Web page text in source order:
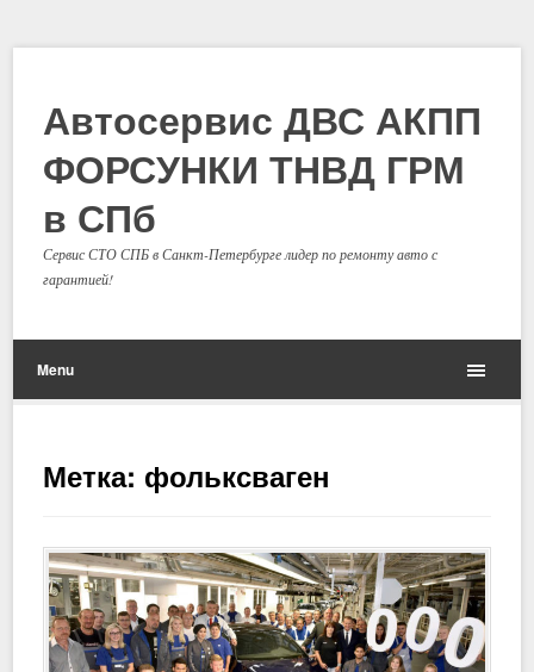
Автосервис ДВС АКПП
ФОРСУНКИ ТНВД ГРМ
в СПб
Сервис СТО СПБ в Санкт-Петербурге лидер по ремонту авто с
гарантией!
Menu
Метка: фольксваген